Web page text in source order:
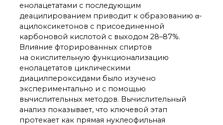
енолацетатами с последующим
деацилированием приводит к образованию α-
ацилоксикетонов с присоединенной
карбоновой кислотой с выходом 28–87%.
Влияние фторированных спиртов
на окислительную функционализацию
енолацетатов циклическими
диацилпероксидами было изучено
экспериментально и с помощью
вычислительных методов. Вычислительный
анализ показывает, что ключевой этап
протекает как прямая нуклеофильная